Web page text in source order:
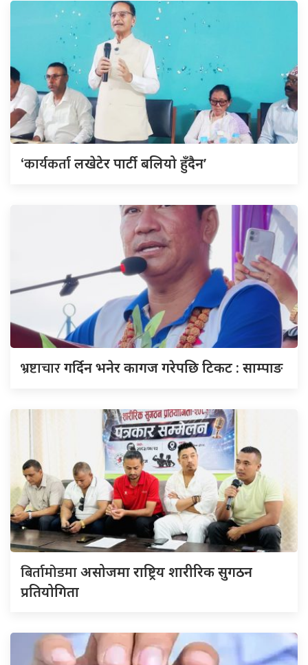
‘कार्यकर्तालखेटेर पार्टी बलियो हुँदैन’
भ्रष्टाचारगर्दिन भनेर कागज गरेपछि टिकट : साम्पाङ
बिर्तामोडमाअसोजमा राष्ट्रिय शारीरिक सुगठन
प्रतियोगिता